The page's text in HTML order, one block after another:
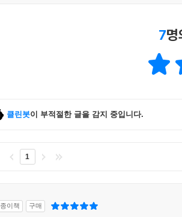
7
클린봇이 부적절한 글을 감지 중입니다.
1
종이책 구매